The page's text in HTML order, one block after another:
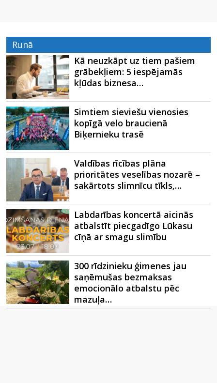
Runā
Kā neuzkāpt uz tiem pašiem
grābekļiem: 5 iespējamās
kļūdas biznesa…
Simtiem sieviešu vienosies
kopīgā velo braucienā
Biķernieku trasē
Valdības rīcības plāna
prioritātes veselības nozarē –
sakārtots slimnīcu tīkls,…
Labdarības koncertā aicinās
atbalstīt piecgadīgo Lūkasu
cīņā ar smagu slimību
300 rīdzinieku ģimenes jau
saņēmušas bezmaksas
emocionālo atbalstu pēc
mazuļa…